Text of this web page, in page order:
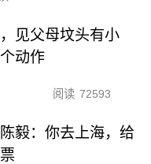
见父母坟头有小
动作
阅读 72593
毅：你去上海，给